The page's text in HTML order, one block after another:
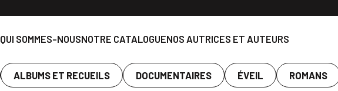
QUI SOMMES-NOUSNOTRE CATALOGUENOS AUTRICES ET AUTEURS
ALBUMS ET RECUEILS DOCUMENTAIRES ÉVEIL ROMANS